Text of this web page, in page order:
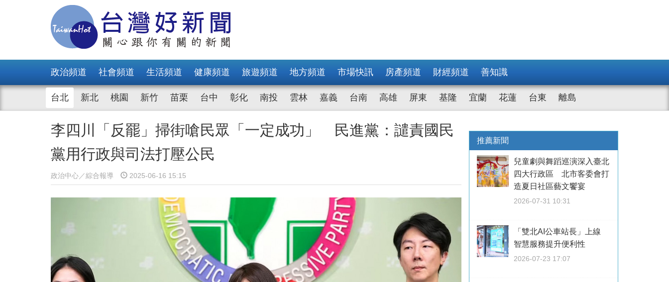
政治頻道 社會頻道 生活頻道 健康頻道 旅遊頻道 地方頻道 市場快訊 房產頻道 財經頻道 善知識
台北 新北 桃園 新竹 苗栗 台中 彰化 南投 雲林 嘉義 台南 高雄 屏東 基隆 宜蘭 花蓮 台東 離島
李四川「反罷」掃街嗆民眾「一定成功」 民進黨：譴責國民
黨用行政與司法打壓公民
政治中心／綜合報導 2025-06-16 15:15
推薦新聞
兒童劇與舞蹈巡演深入臺北
四大行政區 北市客委會打
造夏日社區藝文饗宴
2026-07-31 10:31
「雙北AI公車站長」上線
智慧服務提升便利性
2026-07-23 17:07